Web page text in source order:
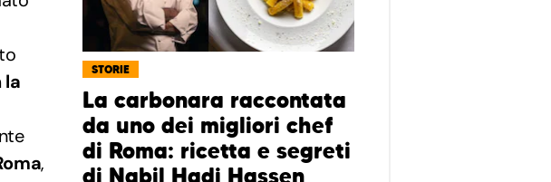
la
,
STORIE
La carbonara raccontata
da uno dei migliori chef
di Roma: ricetta e segreti
di Nabil Hadj Hassen